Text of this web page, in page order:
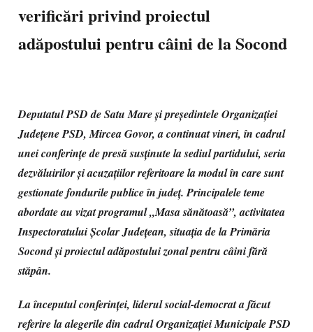
verificări privind proiectul
adăpostului pentru câini de la Socond
Deputatul PSD de Satu Mare și președintele Organizației
Județene PSD, Mircea Govor, a continuat vineri, în cadrul
unei conferințe de presă susținute la sediul partidului, seria
dezvăluirilor și acuzațiilor referitoare la modul în care sunt
gestionate fondurile publice în județ. Principalele teme
abordate au vizat programul „Masa sănătoasă”, activitatea
Inspectoratului Școlar Județean, situația de la Primăria
Socond și proiectul adăpostului zonal pentru câini fără
stăpân.
La începutul conferinței, liderul social-democrat a făcut
referire la alegerile din cadrul Organizației Municipale PSD